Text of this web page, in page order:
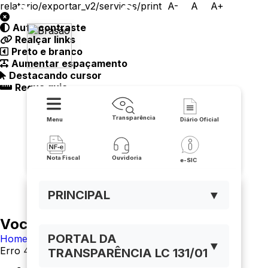
relatorio/exportar_v2/servicos/print A- A A+
Prefeitura de Érico Cardoso
Menu Transparência Diário Oficial
Nota Fiscal Ouvidoria e-SIC
PRINCIPAL ▼
PORTAL DA
TRANSPARÊNCIA LC 131/01 ▼
Auto contraste
Realçar links
Preto e branco
Aumentar espaçamento
Destacando cursor
Regua guia
Você está navegando em:
Home
Erro 404